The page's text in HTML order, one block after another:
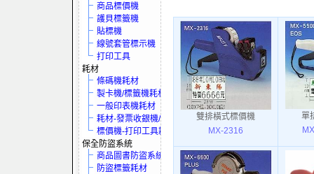
商品標價機
護貝標籤機
貼標機
線號套管標示機
打印工具
耗材
條碼機耗材
製卡機/標籤機耗材
一般印表機耗材
耗材-發票收銀機/保全系統
標價機-打印工具耗材
保全防盜系統
商品圖書防盜系統
防盜標籤耗材
雙排橫式標價機
MX-2316
單